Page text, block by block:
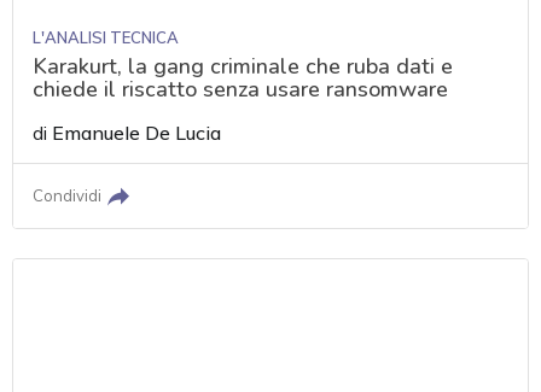
L'ANALISI TECNICA
Karakurt, la gang criminale che ruba dati e
chiede il riscatto senza usare ransomware
di Emanuele De Lucia
Condividi